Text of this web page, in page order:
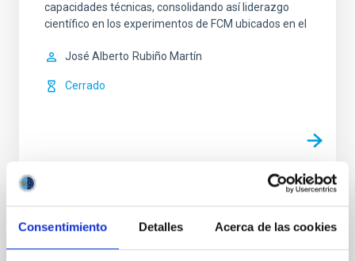
Consentimiento Detalles Acerca de las cookies
capacidades técnicas, consolidando así liderazgo
científico en los experimentos de FCM ubicados en el
José Alberto Rubiño Martín
Cerrado
Laser Guide Star con OGS